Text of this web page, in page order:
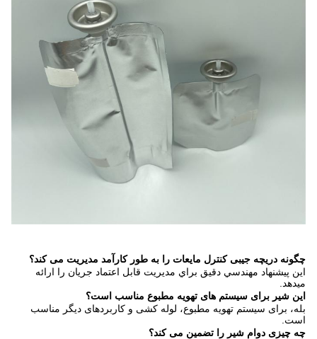
چگونه دریچه جیبی کنترل مایعات را به طور کارآمد مدیریت می کند؟
اين پيشنهاد مهندسي دقيق براي مديريت قابل اعتماد جريان را ارائه
ميدهد.
این شیر برای سیستم های تهویه مطبوع مناسب است؟
بله، برای سیستم تهویه مطبوع، لوله کشی و کاربردهای دیگر مناسب
است.
چه چیزی دوام شیر را تضمین می کند؟